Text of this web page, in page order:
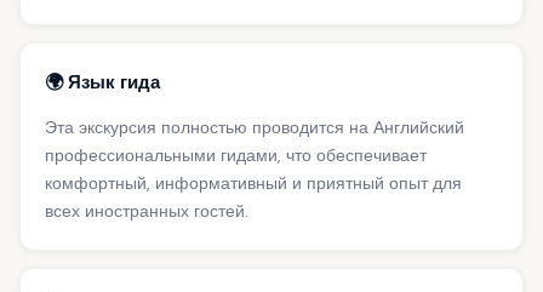
🌍 Язык гида
Эта экскурсия полностью проводится на Английский
профессиональными гидами, что обеспечивает
комфортный, информативный и приятный опыт для
всех иностранных гостей.